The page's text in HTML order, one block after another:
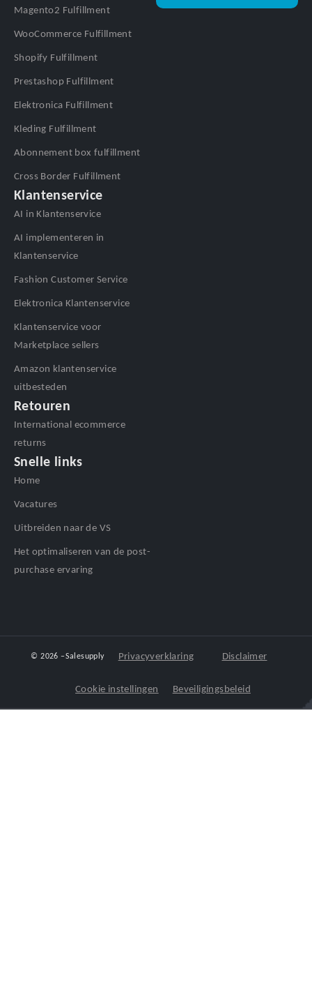
Magento2 Fulfillment
WooCommerce Fulfillment
Shopify Fulfillment
Prestashop Fulfillment
Elektronica Fulfillment
Kleding Fulfillment
Abonnement box fulfillment
Cross Border Fulfillment
Klantenservice
AI in Klantenservice
AI implementeren in
Klantenservice
Fashion Customer Service
Elektronica Klantenservice
Klantenservice voor
Marketplace sellers
Amazon klantenservice
uitbesteden
Retouren
International ecommerce
returns
Snelle links
Home
Vacatures
Uitbreiden naar de VS
Het optimaliseren van de post-
purchase ervaring
© 2026 –Salesupply Privacyverklaring Disclaimer
Cookie instellingen Beveiligingsbeleid